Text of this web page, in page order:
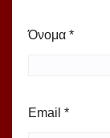
Όνομα *
Email *